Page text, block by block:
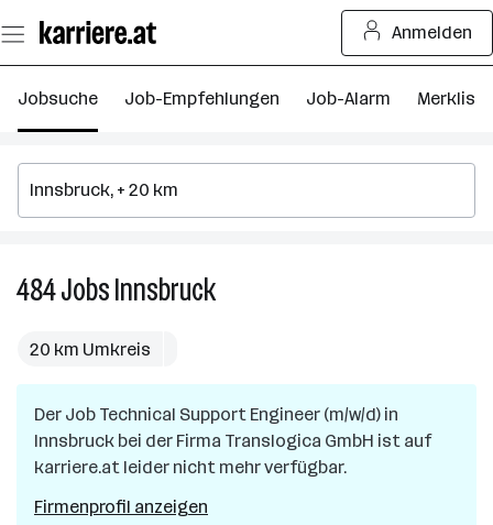
Seiteninhalt
springen
Anmelden
Jobsuche Job-Empfehlungen Job-Alarm Merkliste
484JobsInnsbruck484
20 km Umkreis
Der Job Technical Support Engineer (m/w/d) in
Innsbruck bei der Firma Translogica GmbH ist auf
karriere.at leider nicht mehr verfügbar.
Firmenprofil anzeigen